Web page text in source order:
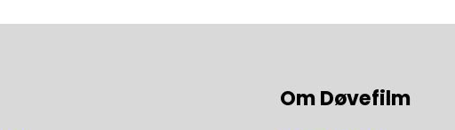
Om Døvefilm